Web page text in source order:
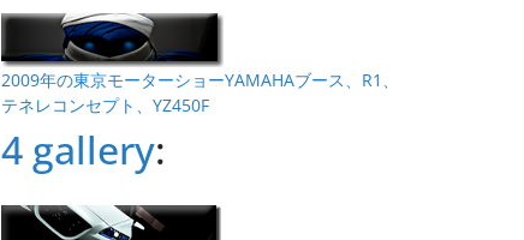
2009年の東京モーターショーYAMAHAブース、R1、
テネレコンセプト、YZ450F
4 gallery: